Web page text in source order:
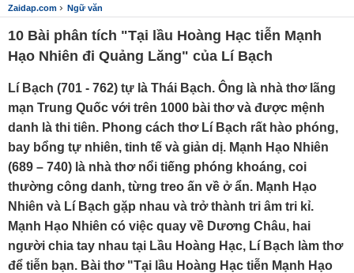
Zaidap.com › Ngữ văn
10 Bài phân tích "Tại lầu Hoàng Hạc tiễn Mạnh
Hạo Nhiên đi Quảng Lăng" của Lí Bạch
Lí Bạch (701 - 762) tự là Thái Bạch. Ông là nhà thơ lãng
mạn Trung Quốc với trên 1000 bài thơ và được mệnh
danh là thi tiên. Phong cách thơ Lí Bạch rất hào phóng,
bay bổng tự nhiên, tinh tế và giản dị. Mạnh Hạo Nhiên
(689 – 740) là nhà thơ nổi tiếng phóng khoáng, coi
thường công danh, từng treo ấn về ở ẩn. Mạnh Hạo
Nhiên và Lí Bạch gặp nhau và trở thành tri âm tri kỉ.
Mạnh Hạo Nhiên có việc quay về Dương Châu, hai
người chia tay nhau tại Lầu Hoàng Hạc, Lí Bạch làm thơ
để tiễn bạn. Bài thơ "Tại lầu Hoàng Hạc tiễn Mạnh Hạo